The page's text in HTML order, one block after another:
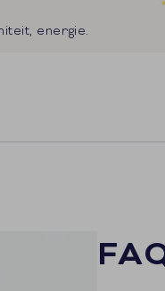
energie.